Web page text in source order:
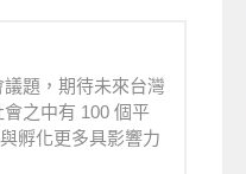
題，期待未來台灣
之中有 100 個平
孵化更多具影響力